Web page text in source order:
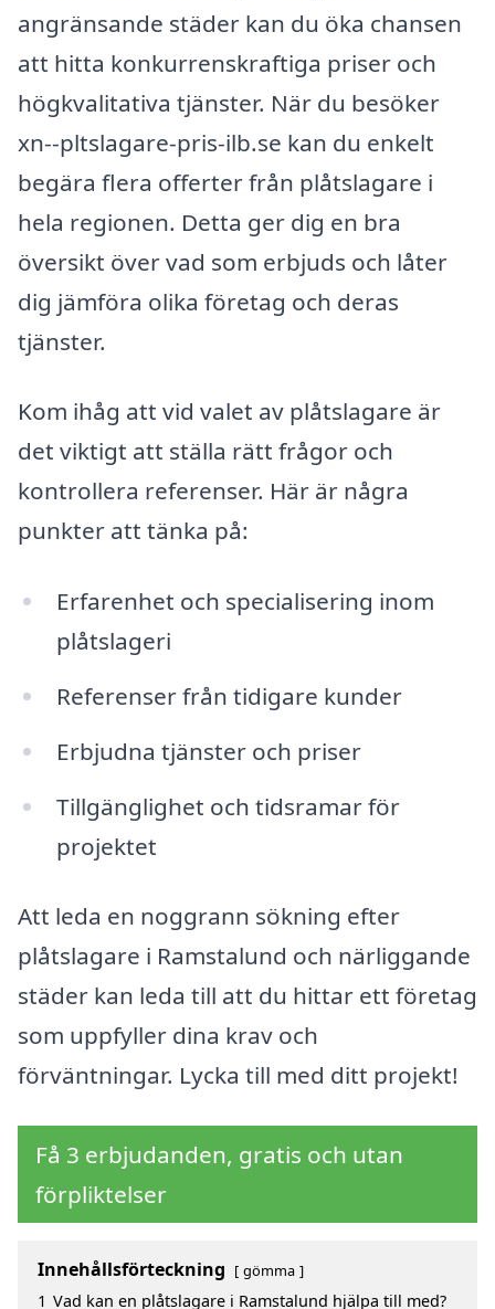
angränsande städer kan du öka chansen
att hitta konkurrenskraftiga priser och
högkvalitativa tjänster. När du besöker
xn--pltslagare-pris-ilb.se kan du enkelt
begära flera offerter från plåtslagare i
hela regionen. Detta ger dig en bra
översikt över vad som erbjuds och låter
dig jämföra olika företag och deras
tjänster.
Kom ihåg att vid valet av plåtslagare är
det viktigt att ställa rätt frågor och
kontrollera referenser. Här är några
punkter att tänka på:
Erfarenhet och specialisering inom
plåtslageri
Referenser från tidigare kunder
Erbjudna tjänster och priser
Tillgänglighet och tidsramar för
projektet
Att leda en noggrann sökning efter
plåtslagare i Ramstalund och närliggande
städer kan leda till att du hittar ett företag
som uppfyller dina krav och
förväntningar. Lycka till med ditt projekt!
Få 3 erbjudanden, gratis och utan
förpliktelser
Innehållsförteckning gömma
1 Vad kan en plåtslagare i Ramstalund hjälpa till med?